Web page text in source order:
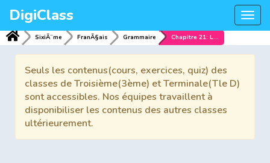
DigiClass
SixiÃ¨me FranÃ§ais Grammaire Chapitre 21: L'analyse grammaticale
Seuls les contenus(cours, exercices, quiz) des
classes de Troisième(3ème) et Terminale(Tle D)
sont accessibles. Nos équipes travaillent à
disponibiliser les contenus des autres classes
ultérieurement.